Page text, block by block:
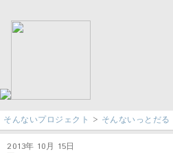
そんないプロジェクト > そんないっとだる
2013年 10月 15日